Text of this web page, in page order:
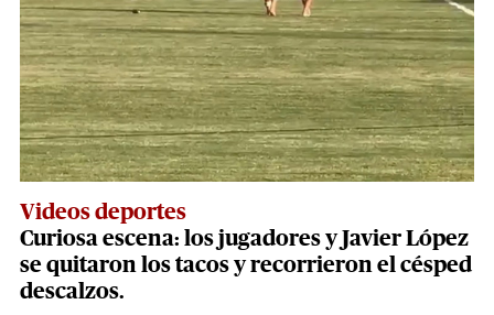
Videos deportes
Curiosa escena: los jugadores y Javier López
se quitaron los tacos y recorrieron el césped
descalzos.